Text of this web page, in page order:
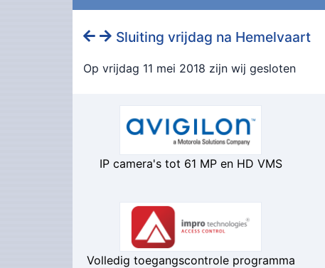
Sluiting vrijdag na Hemelvaart
Op vrijdag 11 mei 2018 zijn wij gesloten
IP camera's tot 61 MP en HD VMS
Volledig toegangscontrole programma